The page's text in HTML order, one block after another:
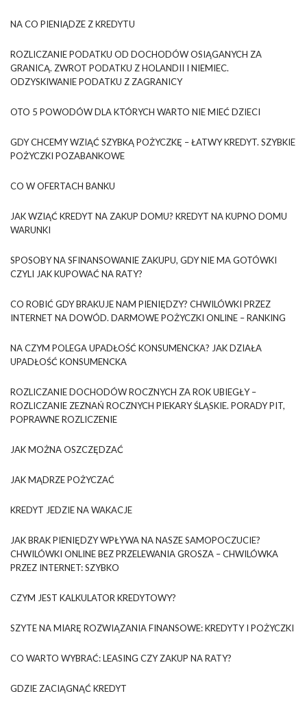
NA CO PIENIĄDZE Z KREDYTU
ROZLICZANIE PODATKU OD DOCHODÓW OSIĄGANYCH ZA
GRANICĄ. ZWROT PODATKU Z HOLANDII I NIEMIEC.
ODZYSKIWANIE PODATKU Z ZAGRANICY
OTO 5 POWODÓW DLA KTÓRYCH WARTO NIE MIEĆ DZIECI
GDY CHCEMY WZIĄĆ SZYBKĄ POŻYCZKĘ – ŁATWY KREDYT. SZYBKIE
POŻYCZKI POZABANKOWE
CO W OFERTACH BANKU
JAK WZIĄĆ KREDYT NA ZAKUP DOMU? KREDYT NA KUPNO DOMU
WARUNKI
SPOSOBY NA SFINANSOWANIE ZAKUPU, GDY NIE MA GOTÓWKI
CZYLI JAK KUPOWAĆ NA RATY?
CO ROBIĆ GDY BRAKUJE NAM PIENIĘDZY? CHWILÓWKI PRZEZ
INTERNET NA DOWÓD. DARMOWE POŻYCZKI ONLINE – RANKING
NA CZYM POLEGA UPADŁOŚĆ KONSUMENCKA? JAK DZIAŁA
UPADŁOŚĆ KONSUMENCKA
ROZLICZANIE DOCHODÓW ROCZNYCH ZA ROK UBIEGŁY –
ROZLICZANIE ZEZNAŃ ROCZNYCH PIEKARY ŚLĄSKIE. PORADY PIT,
POPRAWNE ROZLICZENIE
JAK MOŻNA OSZCZĘDZAĆ
JAK MĄDRZE POŻYCZAĆ
KREDYT JEDZIE NA WAKACJE
JAK BRAK PIENIĘDZY WPŁYWA NA NASZE SAMOPOCZUCIE?
CHWILÓWKI ONLINE BEZ PRZELEWANIA GROSZA – CHWILÓWKA
PRZEZ INTERNET: SZYBKO
CZYM JEST KALKULATOR KREDYTOWY?
SZYTE NA MIARĘ ROZWIĄZANIA FINANSOWE: KREDYTY I POŻYCZKI
CO WARTO WYBRAĆ: LEASING CZY ZAKUP NA RATY?
GDZIE ZACIĄGNĄĆ KREDYT